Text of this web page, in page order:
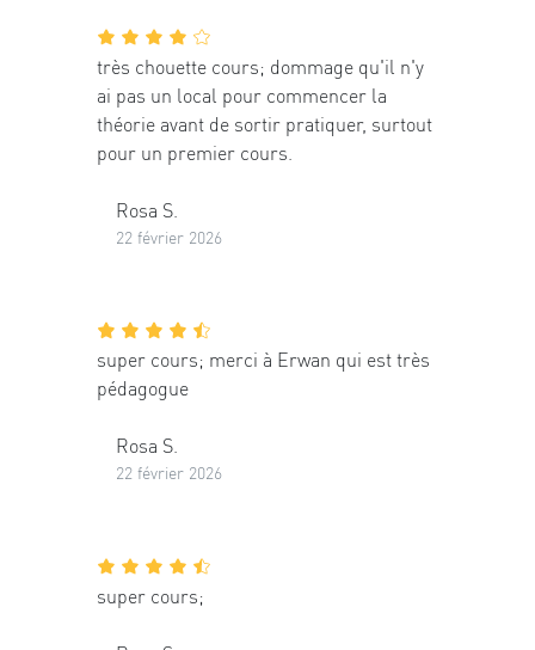
très chouette cours; dommage qu'il n'y
ai pas un local pour commencer la
théorie avant de sortir pratiquer, surtout
pour un premier cours.
Rosa S.
22 février 2026
super cours; merci à Erwan qui est très
pédagogue
Rosa S.
22 février 2026
super cours;